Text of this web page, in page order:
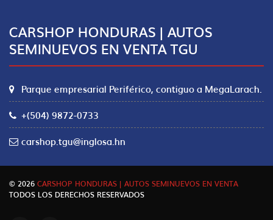
CARSHOP HONDURAS | AUTOS
SEMINUEVOS EN VENTA TGU
Parque empresarial Periférico, contiguo a MegaLarach.
+(504) 9872-0733
carshop.tgu@inglosa.hn
© 2026 CARSHOP HONDURAS | AUTOS SEMINUEVOS EN VENTA
TODOS LOS DERECHOS RESERVADOS